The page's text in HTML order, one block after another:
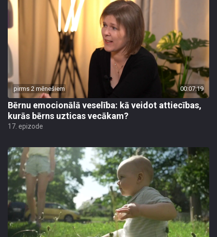
pirms 2 mēnešiem 00:07:19
Bērnu emocionālā veselība: kā veidot attiecības,
kurās bērns uzticas vecākam?
17. epizode